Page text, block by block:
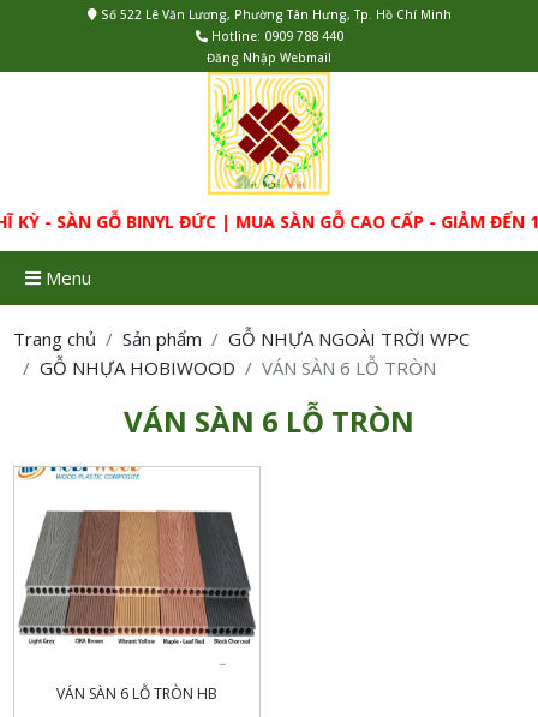
Số 522 Lê Văn Lương, Phường Tân Hưng, Tp. Hồ Chí Minh
Hotline: 0909 788 440
Đăng Nhập Webmail
- SÀN GỖ BINYL ĐỨC | MUA SÀN GỖ CAO CẤP - GIẢM
Menu
Trang chủ Sản phẩm
GỖ NHỰA NGOÀI TRỜI WPC
GỖ NHỰA HOBIWOOD
VÁN SÀN 6 LỖ TRÒN
VÁN SÀN 6 LỖ TRÒN
VÁN SÀN 6 LỖ TRÒN HB